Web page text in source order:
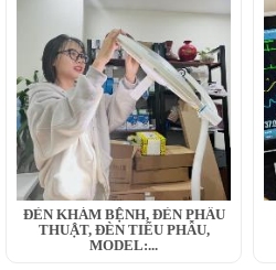
ĐÈN KHÁM BỆNH, ĐÈN PHẪU
THUẬT, ĐÈN TIỂU PHẪU,
MODEL:...